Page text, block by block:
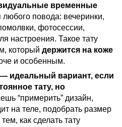
временные
любого повода: вечеринки,
фотосессии,
настроения. Такое тату
который держится на коже
и особенным.
идеальный вариант, если
тату, но
“примерить” дизайн,
на теле, подобрать размер
как сделать тату